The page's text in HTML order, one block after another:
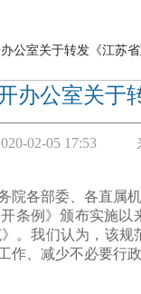
公室关于转发《江苏
办公室关
02-05 17:53
院各部委、各直属
条例》颁布实施
。我们认为，该
、减少不必要行